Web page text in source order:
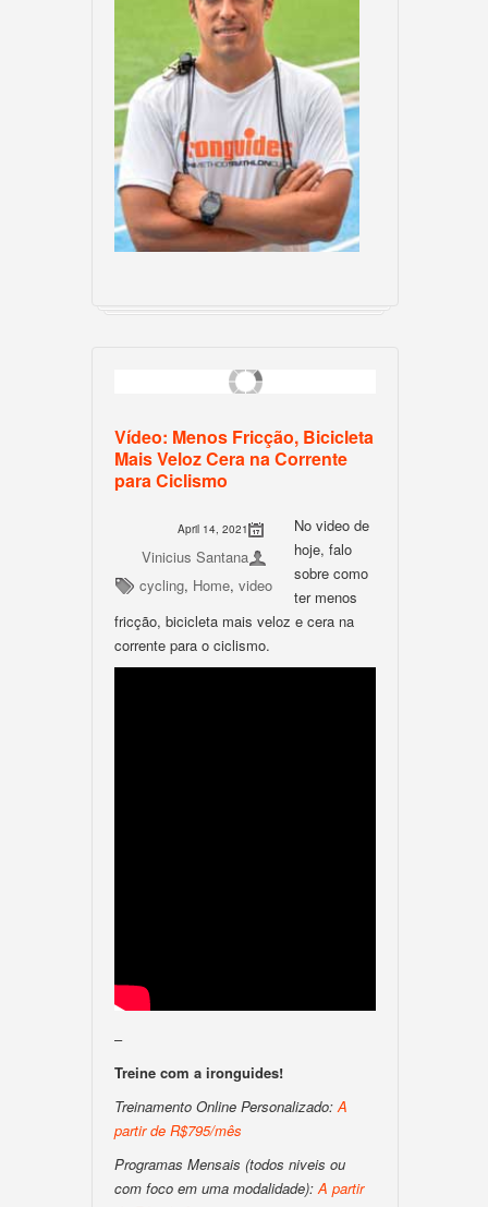
Vídeo: Menos Fricção, Bicicleta
Mais Veloz Cera na Corrente
para Ciclismo
April 14, 2021
Vinicius Santana
cycling, Home, video
No video de
hoje, falo
sobre como
ter menos
fricção, bicicleta mais veloz e cera na
corrente para o ciclismo.
–
Treine com a ironguides!
Treinamento Online Personalizado:A
partir de R$795/mês
Programas Mensais (todos niveis ou
com foco em uma modalidade):A partir